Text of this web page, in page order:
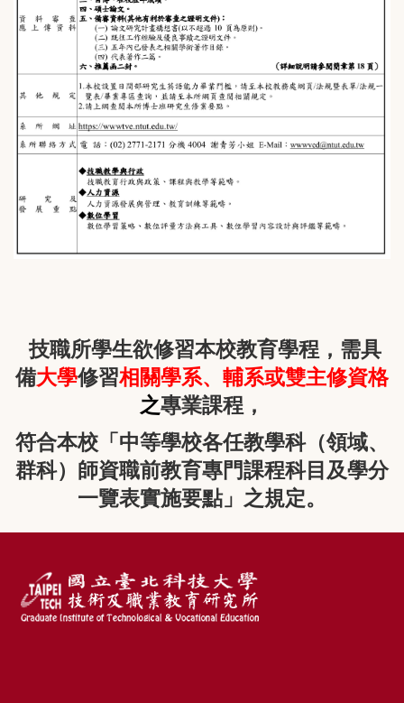
技職所學生欲修習本校教育學程，需具
備大學修習相關學系、輔系或雙主修資格
之專業課程，
符合本校「中等學校各任教學科（領域、
群科）師資職前教育專門課程科目及學分
一覽表實施要點」之規定。